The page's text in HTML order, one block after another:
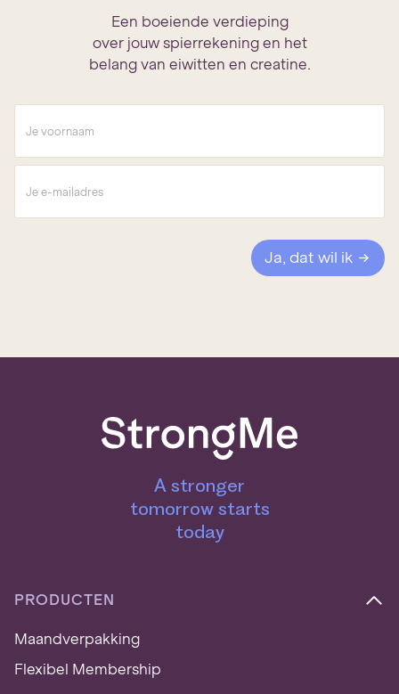
Een boeiende verdieping
over jouw spierrekening en het
belang van eiwitten en creatine.
V
r
a
E
a
*
Ja, dat wil ik
A stronger
tomorrow starts
today
PRODUCTEN
Maandverpakking
Flexibel Membership